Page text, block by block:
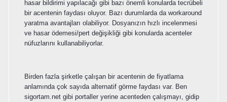
hasar bildirimi yapılacağı gibi bazı önemli konularda tecrübeli
bir acentenin faydası oluyor. Bazı durumlarda da workaround
yaratma avantajları olabiliyor. Dosyanızın hızlı incelenmesi
ve hasar ödemesi/pert değişikliği gibi konularda acenteler
nüfuzlarını kullanabiliyorlar.
Birden fazla şirketle çalışan bir acentenin de fiyatlama
anlamında çok sayıda alternatif görme faydası var. Ben
sigortam.net gibi portaller yerine acenteden çalışmayı, gidip